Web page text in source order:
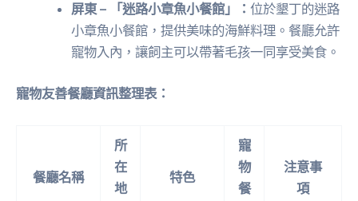
屏東 – 「迷路小章魚小餐館」：位於墾丁的迷路
小章魚小餐館，提供美味的海鮮料理。餐廳允許
寵物入內，讓飼主可以帶著毛孩一同享受美食。
寵物友善餐廳資訊整理表：
餐廳名稱
所
在
地
特色
寵
物
餐
注意事
項